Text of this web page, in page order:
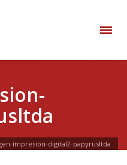
impresion-digital2-papyrusltda